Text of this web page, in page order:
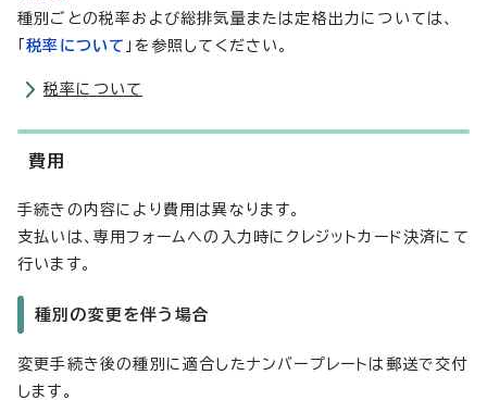
種別ごとの税率および総排気量または定格出力については、
「税率について 」を参照してください。
税率について
費用
手続きの内容により費用は異なります。
支払いは、専用フォームへの入力時にクレジットカード決済にて
行います。
種別の変更を伴う場合
変更手続き後の種別に適合したナンバープレートは郵送で交付
します。